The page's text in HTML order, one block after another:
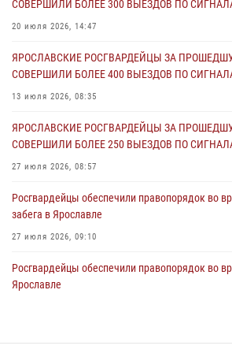
забега в Ярославле
в Ярославской области
СОВЕРШИЛИ БОЛЕЕ 300 ВЫЕЗДОВ ПО
20 июля 2026, 14:47
ЯРОСЛАВСКИЕ РОСГВАРДЕЙЦЫ ЗА
СОВЕРШИЛИ БОЛЕЕ 400 ВЫЕЗДОВ ПО
13 июля 2026, 08:35
ЯРОСЛАВСКИЕ РОСГВАРДЕЙЦЫ ЗА
СОВЕРШИЛИ БОЛЕЕ 250 ВЫЕЗДОВ ПО
27 июля 2026, 08:57
Росгвардейцы обеспечили правопорядок во
забега в Ярославле
27 июля 2026, 09:10
Росгвардейцы обеспечили правопорядок во
Ярославле